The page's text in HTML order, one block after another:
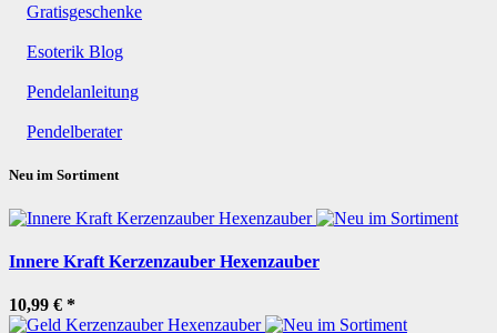
Gratisgeschenke
Esoterik Blog
Pendelanleitung
Pendelberater
Neu im Sortiment
Innere Kraft Kerzenzauber Hexenzauber
10,99 € *